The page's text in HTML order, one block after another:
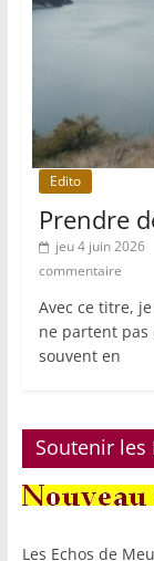
Edito
Prendre
jeu 4 juin 2026
commentaire
Avec ce titre,
ne partent pas
souvent en
Soutenir les
Les Echos de